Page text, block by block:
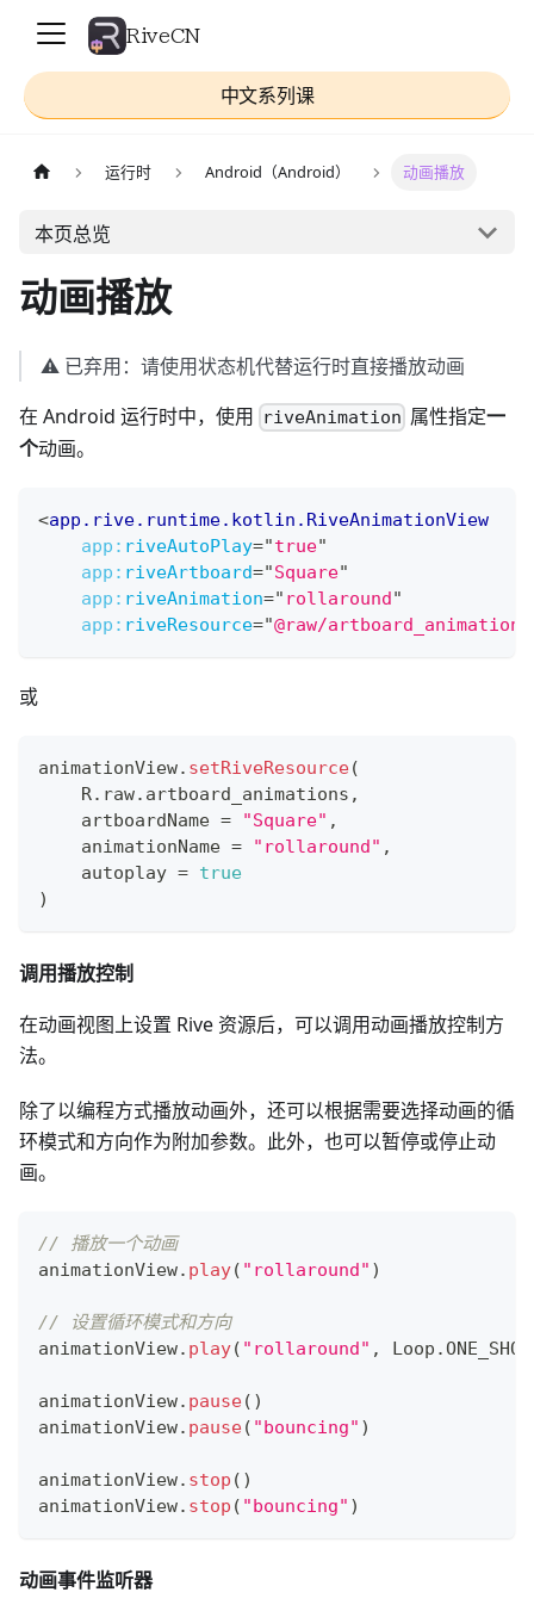
RiveCN
中文系列课
运行时 Android（Android） 动画播放
本页总览
动画播放
⚠️ 已弃用：请使用状态机代替运行时直接播放动画
在 Android 运行时中，使用 riveAnimation 属性指定一
个动画。
<app.rive.runtime.kotlin.RiveAnimationView
app: riveAutoPlay="true"
app: riveArtboard="Square"
app: riveAnimation=" rollaround"
app: riveResource="@raw/artboard_animations
或
animationView. setRiveResource(
    R
. raw. artboard_animations ,
    artboardName
= "Square" ,
    animationName
= "rollaround" ,
    autoplay
= true
)
调用播放控制
在动画视图上设置 Rive 资源后，可以调用动画播放控制方
法。
除了以编程方式播放动画外，还可以根据需要选择动画的循
环模式和方向作为附加参数。此外，也可以暂停或停止动
画。
// 播放一个动画
animationView. play( "rollaround" )
// 设置循环模式和方向
animationView. play( "rollaround" , Loop .ONE_SHOT
animationView. pause( )
animationView. pause( "bouncing" )
animationView. stop ( )
animationView. stop ( "bouncing" )
动画事件监听器